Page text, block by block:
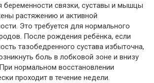
беременности связки, суставы и мышцы
растяжению и активной
Это требуется для нормального
После рождения ребёнка, если
тазобедренного сустава избыточна,
боль в лобковой зоне и внизу
нормальном восстановлении
проходит в течение недели.